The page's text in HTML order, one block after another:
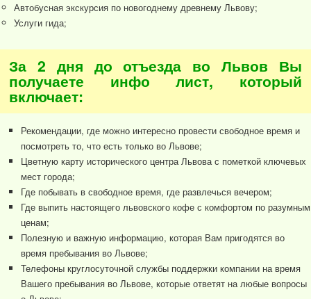
Автобусная экскурсия по новогоднему древнему Львову;
Услуги гида;
За 2 дня до отъезда во Львов Вы
получаете инфо лист, который
включает:
Рекомендации, где можно интересно провести свободное время и
посмотреть то, что есть только во Львове;
Цветную карту исторического центра Львова с пометкой ключевых
мест города;
Где побывать в свободное время, где развлечься вечером;
Где выпить настоящего львовского кофе с комфортом по разумным
ценам;
Полезную и важную информацию, которая Вам пригодятся во
время пребывания во Львове;
Телефоны круглосуточной службы поддержки компании на время
Вашего пребывания во Львове, которые ответят на любые вопросы